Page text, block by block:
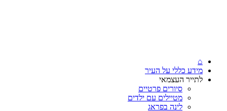
⌂
מידע כללי על העיר
לתייר העצמאי
סיורים פרטיים
מטיילים עם ילדים
לינה בפראג